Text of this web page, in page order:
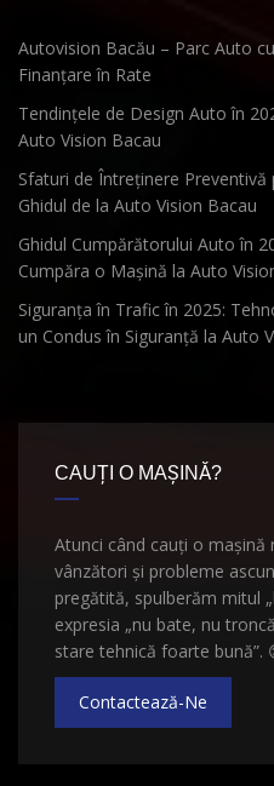
Autovision Bacău – Parc Auto
Finanțare în Rate
Tendințele de Design Auto în
Auto Vision Bacau
Sfaturi de Întreținere
Ghidul de la Auto Vision Bacau
Ghidul Cumpărătorului Auto în
Cumpăra o Mașină la Auto
Siguranța în Trafic în 2025:
un Condus în Siguranță la Auto
CAUȚI O MAȘINĂ?
Atunci când cauți o
vânzători și probleme
pregătită, spulberăm mitul
expresia „nu bate, nu
stare tehnică foarte bună”.
Contactează-Ne